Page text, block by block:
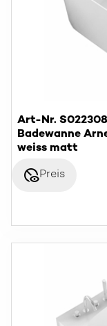
Art-Nr. S022308
Badewanne
weiss matt
disabled_visiblePreis